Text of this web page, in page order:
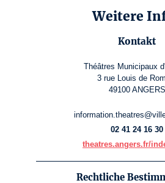
Weitere
Kontakt
Théâtres Municipaux
3 rue Louis de
49100 ANGERS
02 41 24 16 30
theatres.angers.fr/
Rechtliche